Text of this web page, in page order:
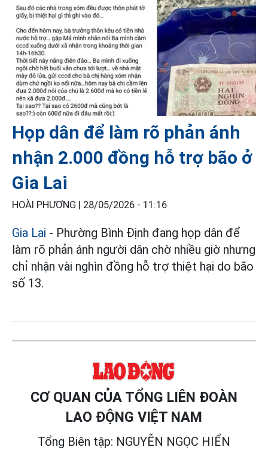
Họp dân để làm rõ phản ánh
nhận 2.000 đồng hỗ trợ bão ở
Gia Lai
HOÀI PHƯƠNG | 28/05/2026 - 11:16
Gia Lai - Phường Bình Định đang họp dân để
làm rõ phản ánh người dân chờ nhiều giờ nhưng
chỉ nhận vài nghìn đồng hỗ trợ thiệt hại do bão
số 13.
CƠ QUAN CỦA TỔNG LIÊN ĐOÀN
LAO ĐỘNG VIỆT NAM
Tổng Biên tập: NGUYỄN NGỌC HIỂN